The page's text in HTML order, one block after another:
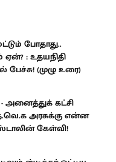
போதாது..
ஏன்? : உதயநிதி
(முழு உரை)
கட்சி
அரசுக்கு என்ன
கேள்வி!